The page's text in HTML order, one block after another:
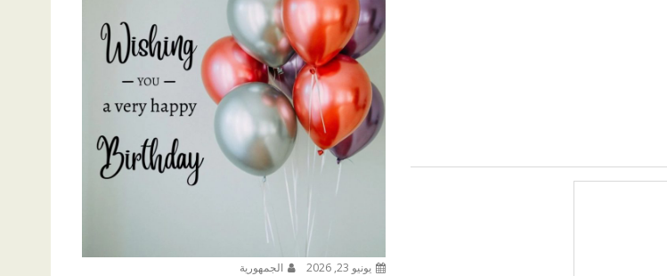
يونيو 23, 2026 الجمهورية